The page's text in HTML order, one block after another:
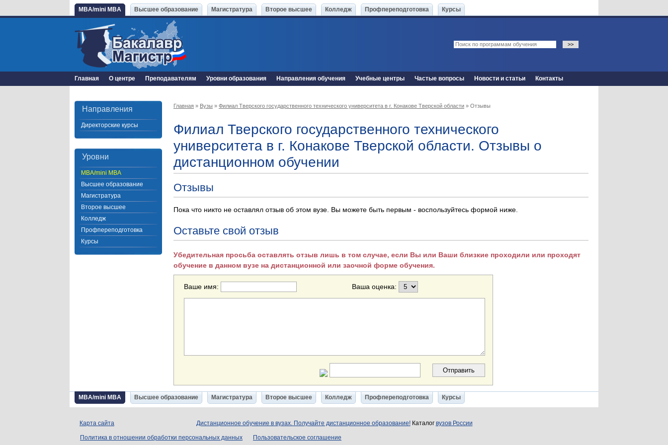
MBA/mini MBA Высшее образование Магистратура Второе высшее Колледж Профпереподготовка Курсы
Главная О центре Преподавателям Уровни образования Направления обучения Учебные центры Частые вопросы Новости и статьи Контакты
Направления
Директорские курсы
Уровни
MBA/mini MBA
Высшее образование
Магистратура
Второе высшее
Колледж
Профпереподготовка
Курсы
Главная » Вузы » Филиал Тверского государственного технического университета в г. Конакове Тверской области » Отзывы
Филиал Тверского государственного технического
университета в г. Конакове Тверской области. Отзывы о
дистанционном обучении
Отзывы
Пока что никто не оставлял отзыв об этом вузе. Вы можете быть первым - воспользуйтесь формой ниже.
Оставьте свой отзыв
Убедительная просьба оставлять отзыв лишь в том случае, если Вы или Ваши близкие проходили или проходят
обучение в данном вузе на дистанционной или заочной форме обучения.
Ваше имя: Ваша оценка:
MBA/mini MBA Высшее образование Магистратура Второе высшее Колледж Профпереподготовка Курсы
Карта сайта Дистанционное обучение в вузах. Получайте дистанционное образование!Каталог вузов России
Политика в отношении обработки персональных данных Пользовательское соглашение